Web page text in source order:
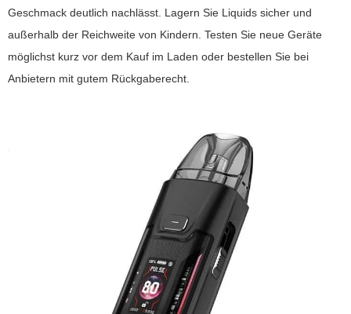
Geschmack deutlich nachlässt. Lagern Sie Liquids sicher und
außerhalb der Reichweite von Kindern. Testen Sie neue Geräte
möglichst kurz vor dem Kauf im Laden oder bestellen Sie bei
Anbietern mit gutem Rückgaberecht.